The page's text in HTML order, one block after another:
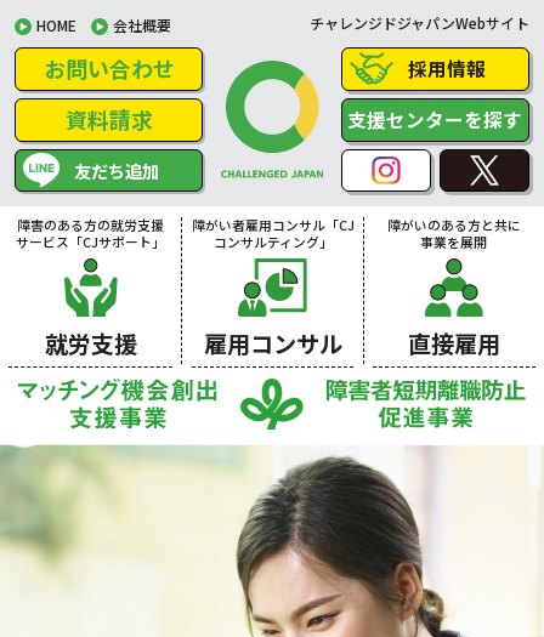
HOME 会社概要 チャレンジドジャパンWebサイト
お問い合わせ
資料請求
友だち追加
採用情報
支援センターを探す
障害のある方の就労支援
サービス「CJサポート」
就労支援
障がい者雇用コンサル「CJ
コンサルティング」
雇用コンサル
障がいのある方と共に
事業を展開
直接雇用